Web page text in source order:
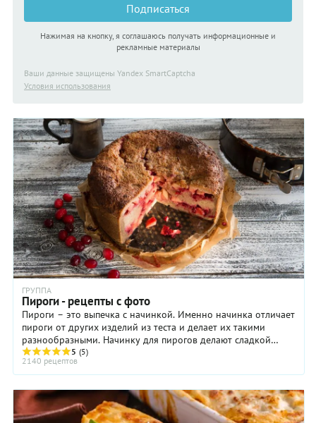
Подписаться
Нажимая на кнопку, я соглашаюсь получать информационные и
рекламные материалы
Ваши данные защищены Yandex SmartCaptcha
Условия использования
ГРУППА
Пироги - рецепты с фото
Пироги – это выпечка с начинкой. Именно начинка отличает
пироги от других изделий из теста и делает их такими
разнообразными. Начинку для пирогов делают сладкой
(ягоды, фрукты, творог, мак) и ...
5 (5)
2140 рецептов